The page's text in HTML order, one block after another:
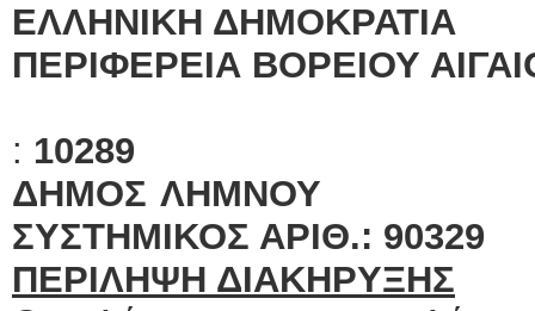
ΕΛΛΗΝΙΚΗ ΔΗΜΟΚΡΑΤΙΑ
ΠΕΡΙΦΕΡΕΙΑ ΒΟΡΕΙΟΥ
: 10289
ΔΗΜΟΣ
ΣΥΣΤΗΜΙΚΟΣ ΑΡΙΘ.: 90329
ΠΕΡΙΛΗΨΗ ΔΙΑΚΗΡΥΞΗΣ